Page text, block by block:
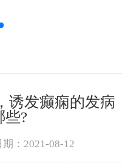
诱发癫痫的发病
些?
期：2021-08-12